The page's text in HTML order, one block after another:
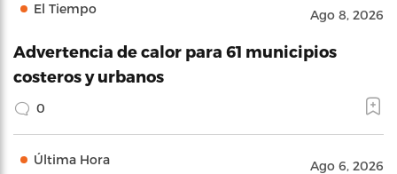
El Tiempo Ago 8, 2026
Advertencia de calor para 61 municipios
costeros y urbanos
0
Última Hora Ago 6, 2026